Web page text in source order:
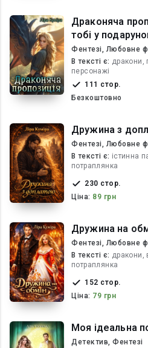
Драконяча
тобі у
Фентезі, Любовне
В текcті є: дракони,
персонажі
111 стор.
Безкоштовно
Дружина з
Фентезі, Любовне
В текcті є: істинна
потраплянка
230 стор.
Ціна: 89 грн
Дружина на
Фентезі, Любовне
В текcті є:
потраплянка
152 стор.
Ціна: 79 грн
Моя ідеальна
Детектив, Фентезі